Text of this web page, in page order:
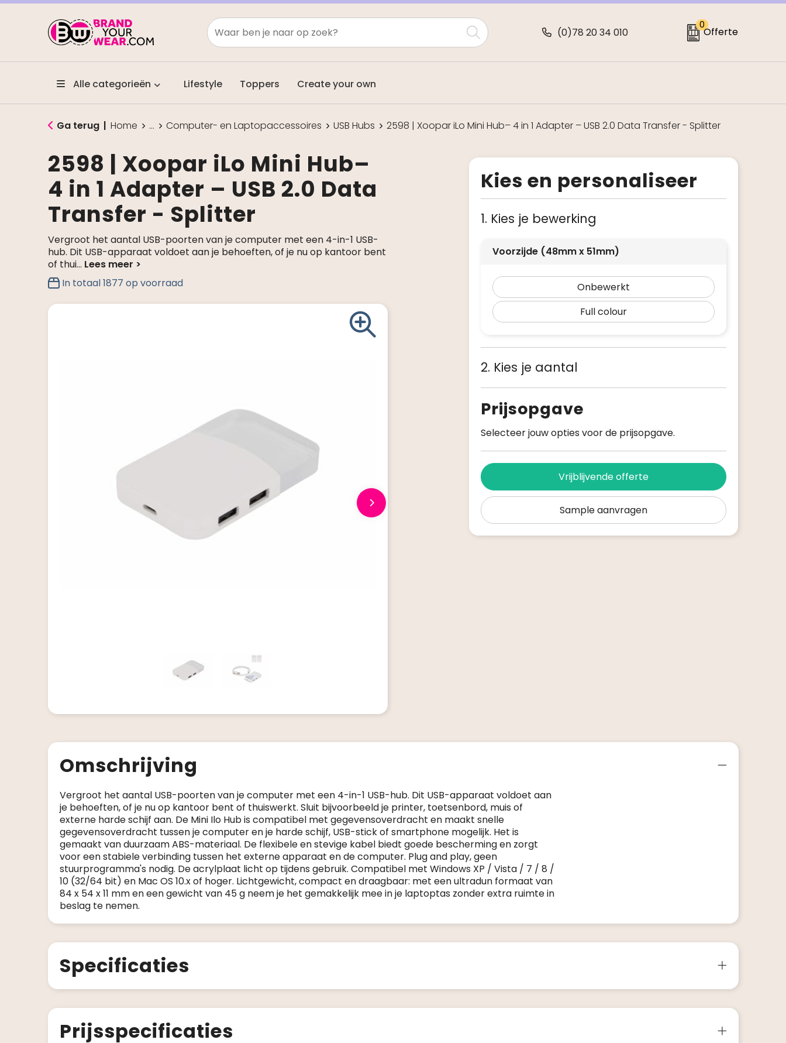
(0)78 20 34 010
0
Offerte
Alle categorieën Lifestyle Toppers Create your own
Ga terug | Home ... Computer- en Laptopaccessoires USB Hubs 2598 | Xoopar iLo Mini Hub– 4 in 1 Adapter – USB 2.0 Data Transfer - Splitter
2598 | Xoopar iLo Mini Hub–
4 in 1 Adapter – USB 2.0 Data
Transfer - Splitter
Vergroot het aantal USB-poorten van je computer met een 4-in-1 USB-
hub. Dit USB-apparaat voldoet aan je behoeften, of je nu op kantoor bent
of thui...
In totaal1877 op voorraad
Kies en personaliseer
1. Kies je bewerking
Voorzijde (48mm x 51mm)
Onbewerkt
Full colour
2. Kies je aantal
Prijsopgave
Selecteer jouw opties voor de prijsopgave.
Vrijblijvende offerte
Sample aanvragen
Omschrijving
Vergroot het aantal USB-poorten van je computer met een 4-in-1 USB-hub. Dit USB-apparaat voldoet aan
je behoeften, of je nu op kantoor bent of thuiswerkt. Sluit bijvoorbeeld je printer, toetsenbord, muis of
externe harde schijf aan. De Mini Ilo Hub is compatibel met gegevensoverdracht en maakt snelle
gegevensoverdracht tussen je computer en je harde schijf, USB-stick of smartphone mogelijk. Het is
gemaakt van duurzaam ABS-materiaal. De flexibele en stevige kabel biedt goede bescherming en zorgt
voor een stabiele verbinding tussen het externe apparaat en de computer. Plug and play, geen
stuurprogramma's nodig. De acrylplaat licht op tijdens gebruik. Compatibel met Windows XP / Vista / 7 / 8 /
10 (32/64 bit) en Mac OS 10.x of hoger. Lichtgewicht, compact en draagbaar: met een ultradun formaat van
84 x 54 x 11 mm en een gewicht van 45 g neem je het gemakkelijk mee in je laptoptas zonder extra ruimte in
beslag te nemen.
Specificaties
Prijsspecificaties